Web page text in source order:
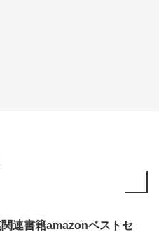
連書籍amazonベストセ